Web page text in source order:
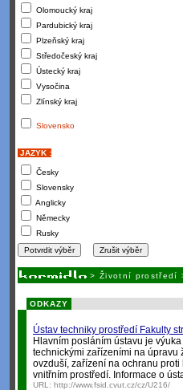
Olomoucký kraj
Pardubický kraj
Plzeňský kraj
Středočeský kraj
Ústecký kraj
Vysočina
Zlínský kraj
Slovensko
JAZYK :
Česky
Slovensky
Anglicky
Německy
Rusky
> Životní prostředí
ODKAZY
Ústav techniky prostředí Fakulty
Hlavním posláním ústavu je
technickými zařízeními na
ovzduší, zařízení na ochranu
vnitřním prostředí. Informace o
URL: http://www.fsid.cvut.cz/cz/U216/